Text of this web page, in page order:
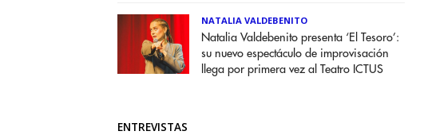
NATALIA VALDEBENITO
Natalia Valdebenito presenta ‘El Tesoro’:
su nuevo espectáculo de improvisación
llega por primera vez al Teatro ICTUS
ENTREVISTAS